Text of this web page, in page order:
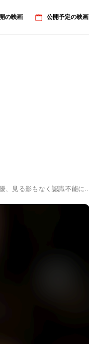
の映画 公開予定の映画
、見る影もなく認識不能に…